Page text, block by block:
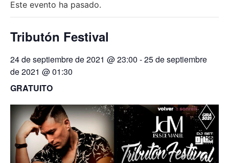
Este evento ha pasado.
Tributón Festival
24 de septiembre de 2021 @ 23:00 -25 de septiembre
de 2021 @ 01:30
GRATUITO